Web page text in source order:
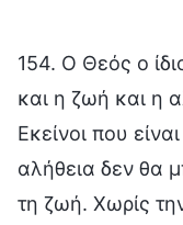
154. Ο Θεός ο
και η ζωή και η
Εκείνοι που
αλήθεια δεν θα
τη ζωή. Χωρίς